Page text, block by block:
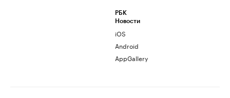
РБК
Новости
iOS
Android
AppGallery